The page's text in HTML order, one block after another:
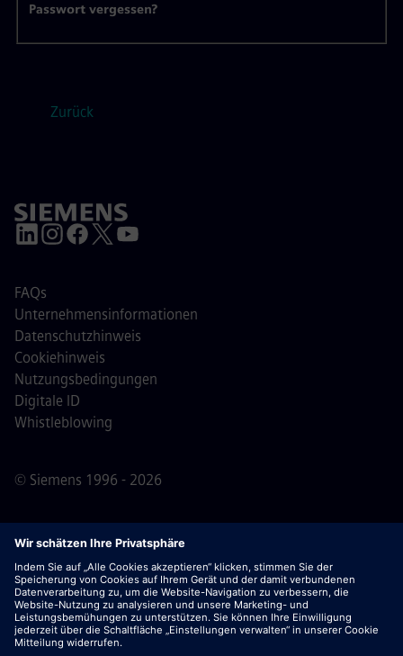
Passwort vergessen?
Zurück
© Siemens 1996 - 2026
FAQs
Unternehmensinformationen
Datenschutzhinweis
Cookiehinweis
Nutzungsbedingungen
Digitale ID
Whistleblowing
Wichtiger Hinweis:Für alle Bewerber: Bitte beachte,
dass Siemens zu keinem Zeitpunkt – weder vor noch
während oder nach dem Bewerbungsprozess – Gebühren
verlangt. Wir fordern keine Bankdaten oder persönlichen
Finanzinformationen als Voraussetzung für eine Einstellung